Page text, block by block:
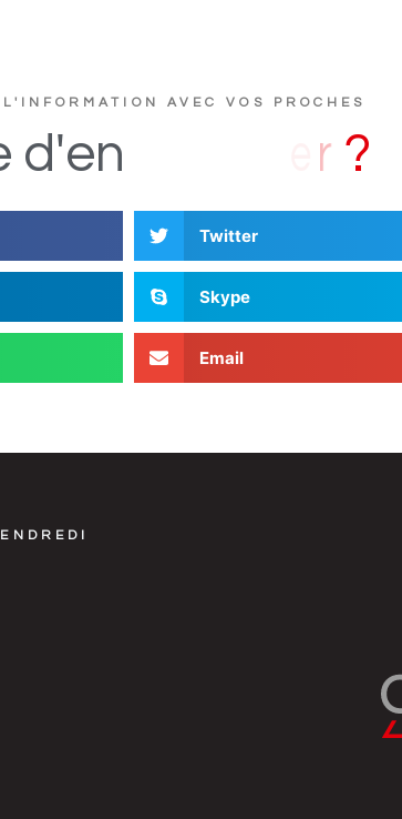
AVEC VOS PROCHES
d'en
Twitter
Skype
Email